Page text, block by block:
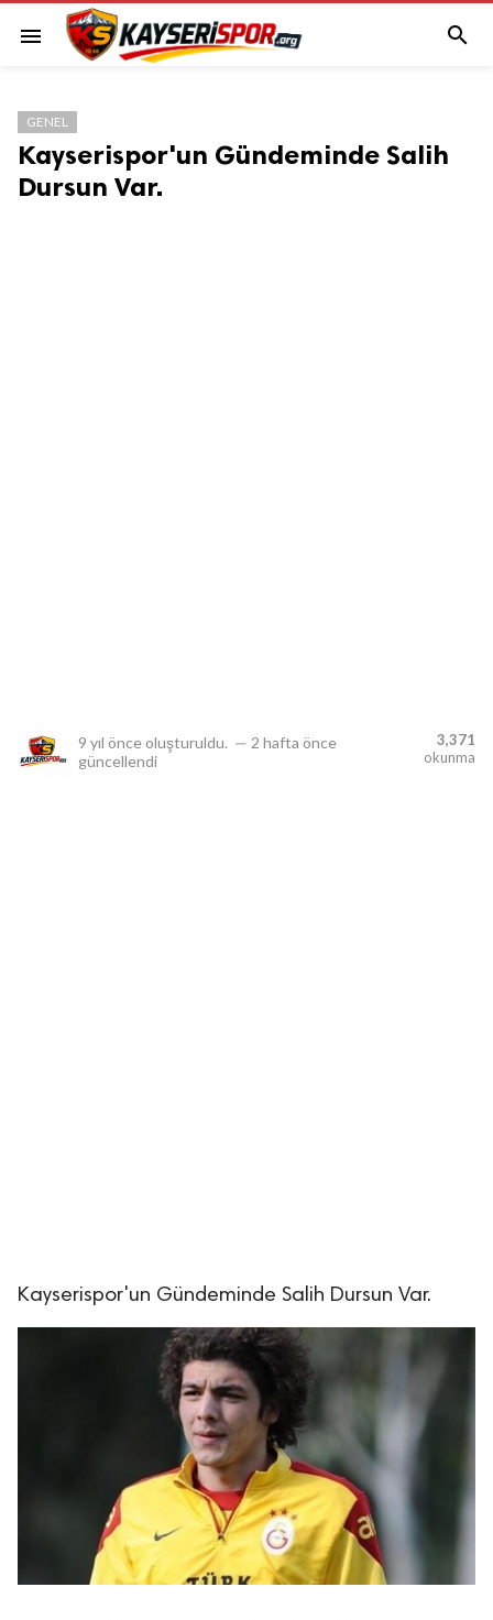
menu 
GENEL
Kayserispor'un Gündeminde Salih
Dursun Var.
9 yıl önce oluşturuldu. — 2 hafta önce
güncellendi
3,371
okunma
Kayserispor'un Gündeminde Salih Dursun Var.